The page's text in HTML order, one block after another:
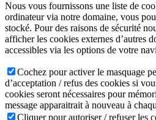
Nous vous fournissons une liste de
ordinateur via notre domaine, vous
stocké. Pour des raisons de sécurité
afficher les cookies externes d’autres
accessibles via les options de votre
Cochez pour activer le masquage
d’acceptation / refus des cookies si
cookies seront nécessaires pour
message apparaitrait à nouveau à
Cliquer pour autoriser / refuser les